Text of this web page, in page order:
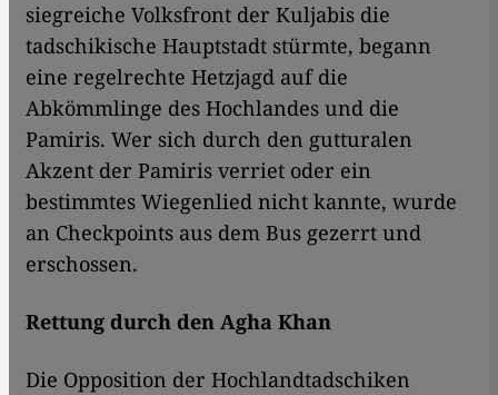
siegreiche Volksfront der Kuljabis die
tadschikische Hauptstadt stürmte, begann
eine regelrechte Hetzjagd auf die
Abkömmlinge des Hochlandes und die
Pamiris. Wer sich durch den gutturalen
Akzent der Pamiris verriet oder ein
bestimmtes Wiegenlied nicht kannte, wurde
an Checkpoints aus dem Bus gezerrt und
erschossen.
Rettung durch den Agha Khan
Die Opposition der Hochlandtadschiken